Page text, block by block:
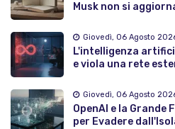
Musk non si
Giovedì, 06 Agosto
L'intelligenza
e viola una rete
Giovedì, 06 Agosto
OpenAI e la Grande
per Evadere